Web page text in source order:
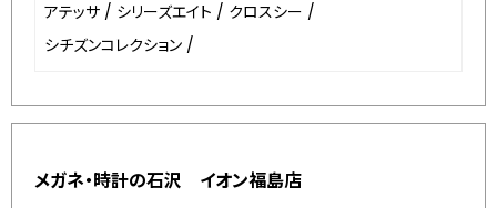
アテッサ / シリーズエイト / クロスシー /
シチズンコレクション /
メガネ・時計の石沢 イオン福島店